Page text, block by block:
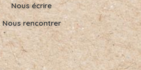
Nous écrire
Nous rencontrer